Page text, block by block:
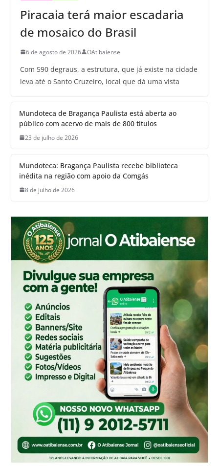
Piracaia terá maior escadaria
de mosaico do Brasil
6 de agosto de 2026 OAtibaiense
Com 590 degraus, a estrutura, que já existe na cidade
leva até o Santo Cruzeiro, local que dá uma vista
Mundoteca de Bragança Paulista está aberta ao
público com acervo de mais de 800 títulos
23 de julho de 2026
Mundoteca: Bragança Paulista recebe biblioteca
inédita na região com apoio da Comgás
8 de julho de 2026